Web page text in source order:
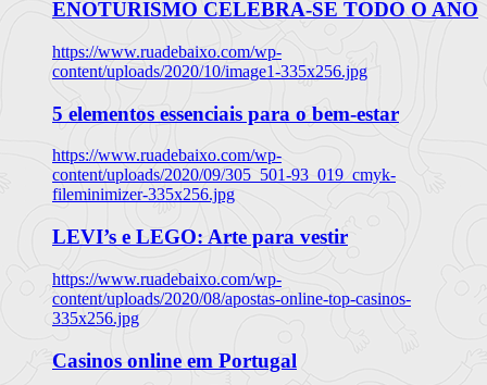
ENOTURISMO CELEBRA-SE TODO O ANO
https://www.ruadebaixo.com/wp-
content/uploads/2020/10/image1-335x256.jpg
5 elementos essenciais para o bem-estar
https://www.ruadebaixo.com/wp-
content/uploads/2020/09/305_501-93_019_cmyk-
fileminimizer-335x256.jpg
LEVI’s e LEGO: Arte para vestir
https://www.ruadebaixo.com/wp-
content/uploads/2020/08/apostas-online-top-casinos-
335x256.jpg
Casinos online em Portugal